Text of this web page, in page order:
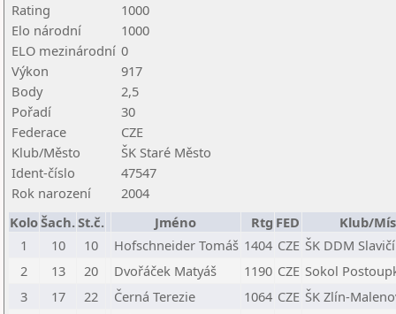
Rating
1000
Elo národní
1000
ELO mezinárodní 0
Výkon
917
Body
2,5
Pořadí
30
Federace
CZE
Klub/Město
ŠK Staré Město
Ident-číslo
47547
Rok narození
2004
KoloŠach.St.č. Jméno Rtg FED
Klub/
1
10 10 Hofschneider Tomáš 1404 CZE ŠK DDM
2
13 20 Dvořáček Matyáš 1190 CZE Sokol
3
17 22 Černá Terezie 1064 CZE ŠK Zlín-